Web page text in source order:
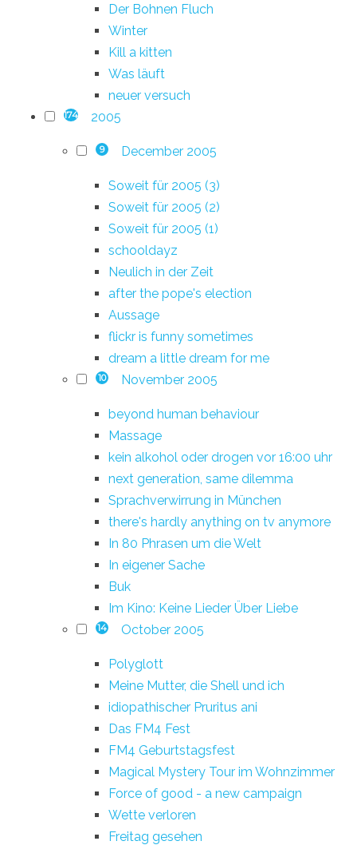
Der Bohnen Fluch
Winter
Kill a kitten
Was läuft
neuer versuch
174 2005
9 December 2005
Soweit für 2005 (3)
Soweit für 2005 (2)
Soweit für 2005 (1)
schooldayz
Neulich in der Zeit
after the pope's election
Aussage
flickr is funny sometimes
dream a little dream for me
10 November 2005
beyond human behaviour
Massage
kein alkohol oder drogen vor 16:00 uhr
next generation, same dilemma
Sprachverwirrung in München
there's hardly anything on tv anymore
In 80 Phrasen um die Welt
In eigener Sache
Buk
Im Kino: Keine Lieder Über Liebe
14 October 2005
Polyglott
Meine Mutter, die Shell und ich
idiopathischer Pruritus ani
Das FM4 Fest
FM4 Geburtstagsfest
Magical Mystery Tour im Wohnzimmer
Force of good - a new campaign
Wette verloren
Freitag gesehen